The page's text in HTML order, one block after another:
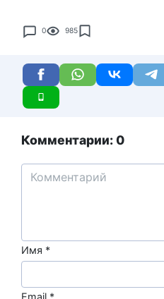
0 985
Комментарии: 0
Имя *
Email *